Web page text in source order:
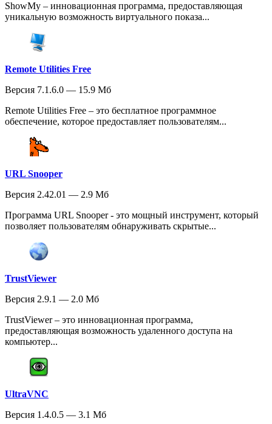
ShowMy – инновационная программа, предоставляющая
уникальную возможность виртуального показа...
Remote Utilities Free
Версия 7.1.6.0 — 15.9 Мб
Remote Utilities Free – это бесплатное программное
обеспечение, которое предоставляет пользователям...
URL Snooper
Версия 2.42.01 — 2.9 Мб
Программа URL Snooper - это мощный инструмент, который
позволяет пользователям обнаруживать скрытые...
TrustViewer
Версия 2.9.1 — 2.0 Мб
TrustViewer – это инновационная программа,
предоставляющая возможность удаленного доступа на
компьютер...
UltraVNC
Версия 1.4.0.5 — 3.1 Мб